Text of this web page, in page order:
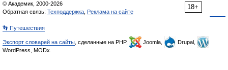
18+
© Академик, 2000-2026
Обратная связь: Техподдержка Реклама на сайте
👣 Путешествия
Экспорт словарей на сайты , сделанные на PHP, Joomla,
Drupal,
WordPress, MODx.